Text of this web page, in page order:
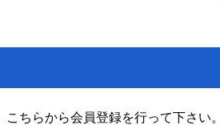
ちらから会員登録を行って下さい。